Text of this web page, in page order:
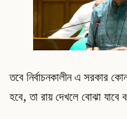
তবে নির্বাচনকালীন এ সরকার
হবে, তা রায় দেখলে বোঝা যাবে